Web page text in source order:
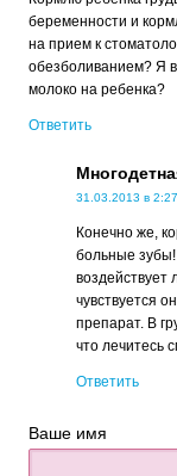
беременности и
на прием к
обезболиванием? Я
молоко на ребенка?
Ответить
31.03.2013 в
Конечно же,
больные
воздействует
чувствуется
препарат. В
что лечитесь
Ответить
Ваше имя